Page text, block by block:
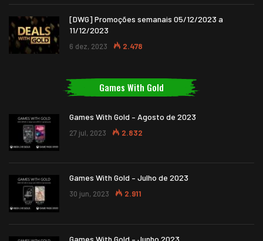
[DWG] Promoções semanais 05/12/2023 a
11/12/2023
6 dez, 2023 2.478
Games With Gold
Games With Gold – Agosto de 2023
27 jul, 2023 2.832
Games With Gold – Julho de 2023
30 jun, 2023 2.911
Games With Gold – Junho 2023